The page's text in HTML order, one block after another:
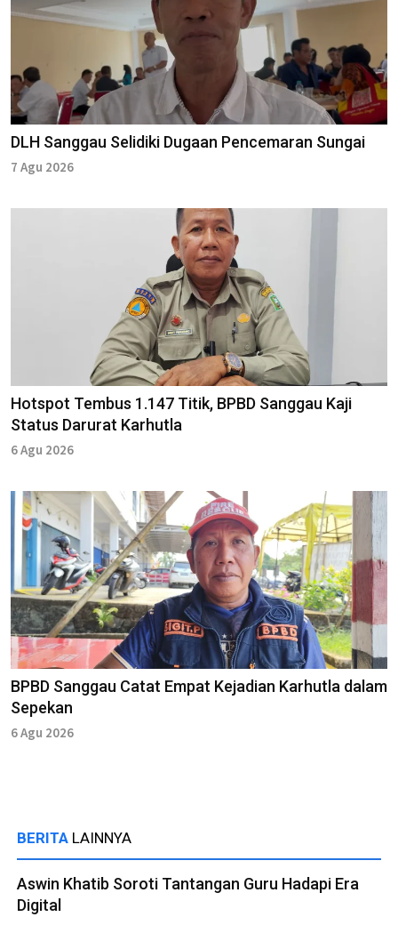
DLH Sanggau Selidiki Dugaan Pencemaran Sungai
7 Agu 2026
Hotspot Tembus 1.147 Titik, BPBD Sanggau Kaji
Status Darurat Karhutla
6 Agu 2026
BPBD Sanggau Catat Empat Kejadian Karhutla dalam
Sepekan
6 Agu 2026
BERITA LAINNYA
Aswin Khatib Soroti Tantangan Guru Hadapi Era
Digital